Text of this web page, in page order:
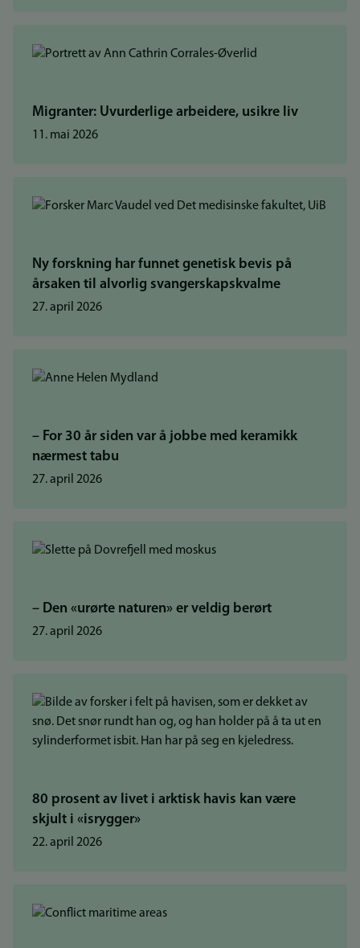
Migranter: Uvurderlige arbeidere, usikre liv
11. mai 2026
Ny forskning har funnet genetisk bevis på
årsaken til alvorlig svangerskapskvalme
27. april 2026
– For 30 år siden var å jobbe med keramikk
nærmest tabu
27. april 2026
– Den «urørte naturen» er veldig berørt
27. april 2026
80 prosent av livet i arktisk havis kan være
skjult i «isrygger»
22. april 2026